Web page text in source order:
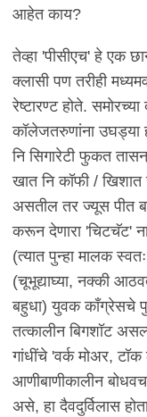
by
ढेरे
आहेत काय?
तेव्हा 'पीसीएच' हे एक
क्लासी पण तरीही
रेष्टारण्ट होते. समोरच्या
कॉलेजतरुणांना उघड्या
नि सिगारेटी फुकत
खात नि कॉफी /
असतील तर ज्यूस पीत
करून देणारा 'चिटचॅट'
(त्यात पुन्हा मालक
(चूभूद्याघ्या, नक्की
बहुधा) युवक काँग्रेसचे
तत्कालीन बिगशॉट
गांधींचे 'वर्क मोअर,
आणीबाणीकालीन
असे, हा दैवदुर्विलास